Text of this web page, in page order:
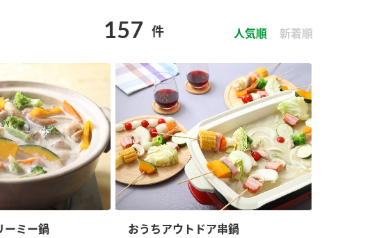
ふりかけ おすしの素 炊き込みご飯の素 米飯用調味液
1999年設立。「水」を
セプトをご紹介しま
各部門が大切にして
いること
「未来ビジョン宣言」
実現に向けた各部門の
取り組みをご紹介しま
す。
おいしさと健康への
取り組み
ミツカンの研究成果と
おいしさと健康に役立
つ情報をご紹介しま
す。
157 件 人気順 新着順
ーミー鍋 おうちアウトドア串鍋